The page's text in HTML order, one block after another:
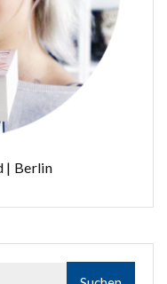
| Berlin